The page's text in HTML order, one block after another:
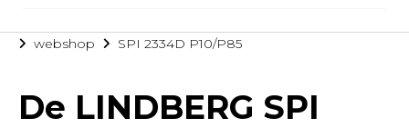
webshop SPI 2334D P10/P85
De LINDBERG SPI